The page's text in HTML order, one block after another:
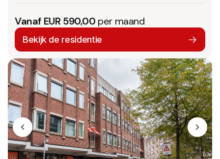
Vanaf EUR 590,00 per maand
Bekijk de residentie